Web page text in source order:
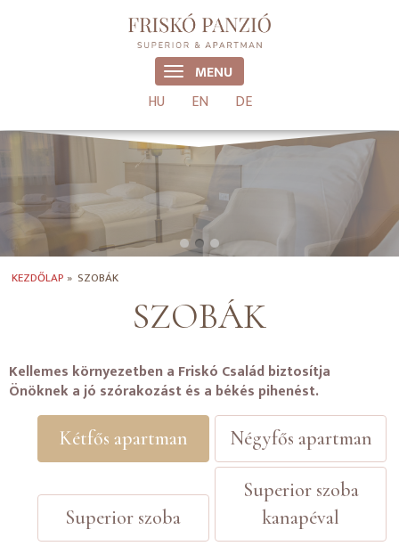
MENU
HU
EN DE
KEZDŐLAP » SZOBÁK
SZOBÁK
Kellemes környezetben a Friskó Család biztosítja
Önöknek a jó szórakozást és a békés pihenést.
Kétfős apartman Négyfős apartman
Superior szoba
Superior szoba
kanapéval